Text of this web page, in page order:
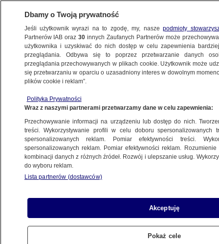
ŚWIAT
Dostali karę śmierci
19.07.2019, 07:48
Udostępnij
Wyroki kary śmierci usłyszało w czwartek w
turystek ze Skandynawii w grudniu 2018 roku.
Skazani dokonali morderstw w imię tak zwanego
Państwa Islamskiego.
Dbamy o Twoją prywatność
Jeśli użytkownik wyrazi na to zgodę, my, naszepodmioty
Partnerów IAB oraz30 innych Zaufanych Partnerów może
użytkownika i uzyskiwać do nich dostęp w celu zapewnienia
przeglądania. Odbywa się to poprzez przetwarzanie danych
przeglądania przechowywanych w plikach cookie. Użytkownik może
się przetwarzaniu w oparciu o uzasadniony interes w dowolnym
plików cookie i reklam”.
Polityka Prywatności
Wraz z naszymi partnerami przetwarzamy dane w celu zapewnienia:
Przechowywanie informacji na urządzeniu lub dostęp do nich.
treści. Wykorzystywanie profili w celu doboru spersonalizowanych
spersonalizowanych reklam. Pomiar efektywności treści.
spersonalizowanych reklam. Pomiar efektywności reklam.
kombinacji danych z różnych źródeł. Rozwój i ulepszanie usług.
do wyboru reklam.
Lista partnerów (dostawców)
Akceptuję
Pokaż cele